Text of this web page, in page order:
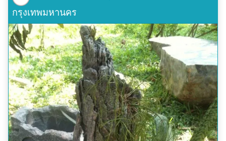
กรุงเทพมหานคร